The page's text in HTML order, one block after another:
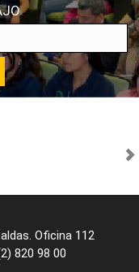
Oficina 112
820 98 00